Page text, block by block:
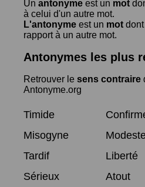
Un antonyme est un mot
à celui d'un autre mot.
L'antonyme est un mot
rapport à un autre mot.
Antonymes les plus
Retrouver le sens contraire
Antonyme.org
Timide
Misogyne
Tardif
Liberté
Sérieux
Atout